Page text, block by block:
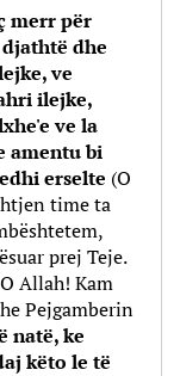
merr për
dhe
ve
ilejke,
ve la
amentu bi
erselte (O
time ta
prej Teje.
Allah! Kam
Pejgamberin
natë, ke
këto le të